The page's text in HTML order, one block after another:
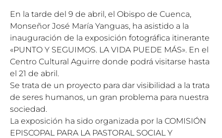
En la tarde del 9 de abril, el Obispo de Cuenca,
Monseñor José María Yanguas, ha asistido a la
inauguración de la exposición fotográfica itinerante
«PUNTO Y SEGUIMOS. LA VIDA PUEDE MÁS». En el
Centro Cultural Aguirre donde podrá visitarse hasta
el 21 de abril.
Se trata de un proyecto para dar visibilidad a la trata
de seres humanos, un gran problema para nuestra
sociedad.
La exposición ha sido organizada por la COMISIÓN
EPISCOPAL PARA LA PASTORAL SOCIAL Y